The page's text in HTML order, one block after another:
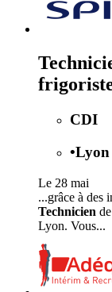
CDI
•Lyon
Le 28 mai
...grâce à des
Technicien
Lyon. Vous...